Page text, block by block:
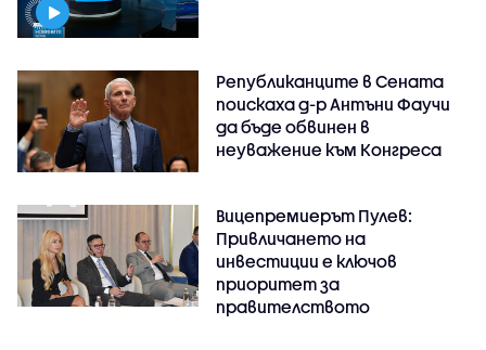
Републиканците в Сената
поискаха д-р Антъни Фаучи
да бъде обвинен в
неуважение към Конгреса
Вицепремиерът Пулев:
Привличането на
инвестиции е ключов
приоритет за
правителството